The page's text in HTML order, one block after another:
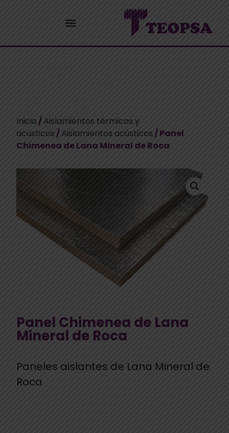
Inicio/Aislamientos térmicos y
acústicos/Aislamientos acústicos / Panel
Chimenea de Lana Mineral de Roca
Panel Chimenea de Lana
Mineral de Roca
Paneles aislantes de Lana Mineral de
Roca